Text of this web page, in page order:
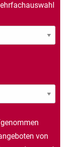
von